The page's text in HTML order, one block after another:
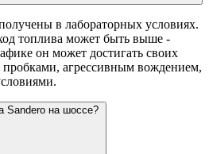
в лабораторных условиях.
топлива может быть выше -
он может достигать своих
пробками, агрессивным вождением,
Sandero на шоссе?